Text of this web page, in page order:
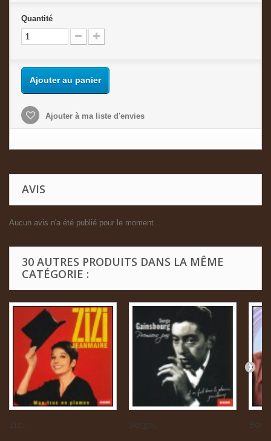
Quantité
Ajouter au panier
Ajouter à ma liste d'envies
AVIS
Aucun avis n'a été publié pour le moment.
30 AUTRES PRODUITS DANS LA MÊME
CATÉGORIE :
Zizi... Serge...